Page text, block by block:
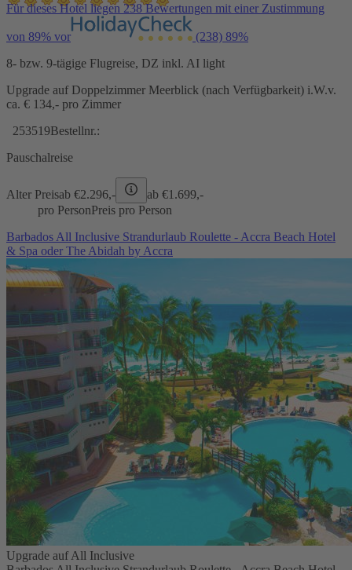
Für dieses Hotel liegen 238 Bewertungen mit einer Zustimmung
von 89% vor (238) 89%
8- bzw. 9-tägige Flugreise, DZ inkl. AI light
Upgrade auf Doppelzimmer Meerblick (nach Verfügbarkeit) i.W.v.
ca. € 134,- pro Zimmer
253519Bestellnr.:
Pauschalreise
Alter Preisab €2.296,- ab €1.699,-
pro PersonPreis pro Person
Barbados All Inclusive Strandurlaub Roulette - Accra Beach Hotel
& Spa oder The Abidah by Accra
Upgrade auf All Inclusive